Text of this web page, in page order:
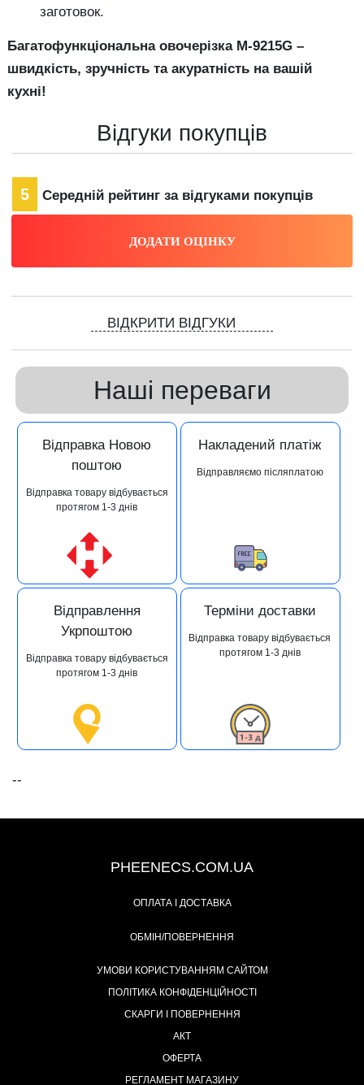
заготовок.
Багатофункціональна овочерізка M-9215G –
швидкість, зручність та акуратність на вашій
кухні!
Відгуки покупців
5 Середній рейтинг за відгуками покупців
ВІДКРИТИ ВІДГУКИ
Наші переваги
Відправка Новою
поштою
Відправка товару відбувається
протягом 1-3 днів
Накладений платіж
Відправляємо післяплатою
Відправлення
Укрпоштою
Відправка товару відбувається
протягом 1-3 днів
Терміни доставки
Відправка товару відбувається
протягом 1-3 днів
--
PHEENECS.COM.UA
ОПЛАТА І ДОСТАВКА
ОБМІН/ПОВЕРНЕННЯ
УМОВИ КОРИСТУВАННЯМ САЙТОМ
ПОЛІТИКА КОНФІДЕНЦІЙНОСТІ
СКАРГИ І ПОВЕРНЕННЯ
АКТ
ОФЕРТА
РЕГЛАМЕНТ МАГАЗИНУ